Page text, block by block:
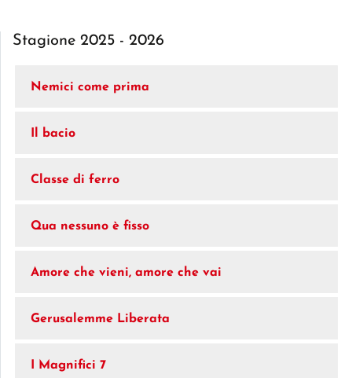
Stagione 2025 - 2026
Nemici come prima
Il bacio
Classe di ferro
Qua nessuno è fisso
Amore che vieni, amore che vai
Gerusalemme Liberata
I Magnifici 7